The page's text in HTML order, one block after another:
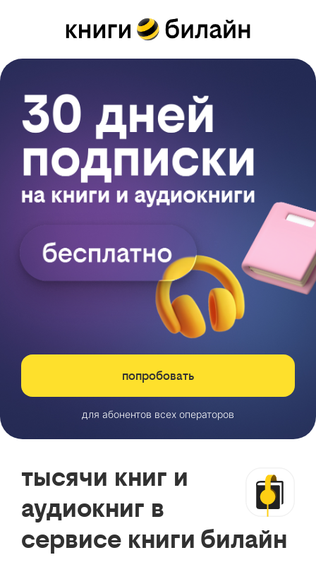
попробовать
для абонентов всех операторов
тысячи книг и
аудиокниг в
сервисе книги билайн